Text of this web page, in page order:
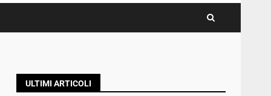
ULTIMI ARTICOLI